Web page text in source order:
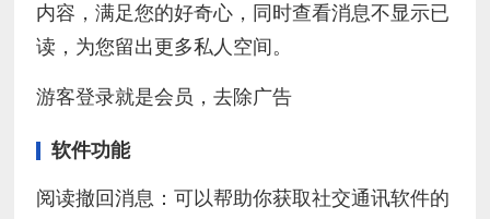
内容，满足您的好奇心，同时查看消息不显示已
读，为您留出更多私人空间。
游客登录就是会员，去除广告
软件功能
阅读撤回消息：可以帮助你获取社交通讯软件的